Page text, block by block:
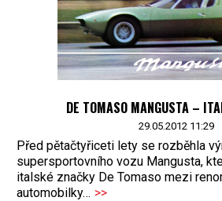
DE TOMASO MANGUSTA –
29.05.2012 11:29
Před pětačtyřiceti lety se rozběhla
supersportovního vozu Mangusta,
italské značky De Tomaso mezi
automobilky… >>